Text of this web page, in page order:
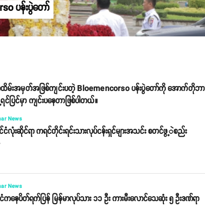
ပန်းပွဲတော်
မ်းအမှတ်အဖြစ်ကျင်းပတဲ့ Bloemencorso ပန်းပွဲတော်ကို အောက်တိုဘာ
င်မှာ ကျင်းပနေတာဖြစ်ပါတယ်။
News
င်ငံလုံးဆိုင်ရာ ကရင်တိုင်းရင်းသားလုပ်ငန်းရှင်များအသင်း စတင်ဖွ့ဲစည်း
News
ကနေပိတ်ရက်ပြန် မြန်မာလုပ်သား ၁၁ ဦး ကားမီးလောင်သေဆုံး ၅ ဦးဒဏ်ရာ